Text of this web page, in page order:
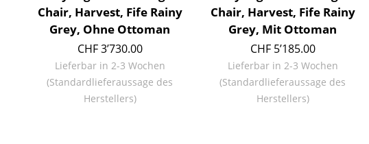
Büro
Chair, Harvest, Fife Rainy
Grey, Ohne Ottoman
CHF 3’730.00
Lieferbar in 2-3 Wochen
(Standardlieferaussage des
Herstellers)
Chair, Harvest, Fife Rainy
Grey, Mit Ottoman
CHF 5’185.00
Lieferbar in 2-3 Wochen
(Standardlieferaussage des
Herstellers)